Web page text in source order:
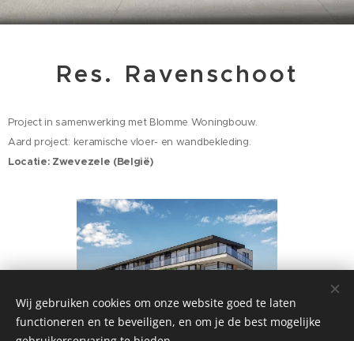
Res. Ravenschoot
Project in samenwerking met Blomme Woningbouw.
Aard project: keramische vloer- en wandbekleding.
Locatie: Zwevezele (België)
Wij gebruiken cookies om onze website goed te laten
functioneren en te beveiligen, en om je de best mogelijke